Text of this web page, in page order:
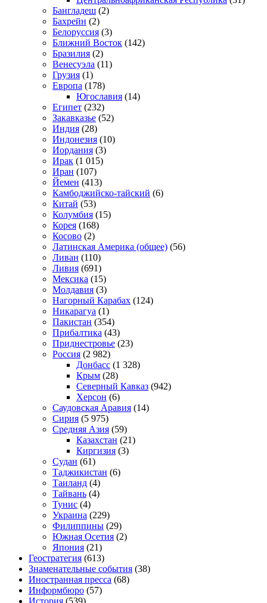
Бангладеш (2)
Бахрейн (2)
Белоруссия (3)
Ближний Восток (142)
Бразилия (2)
Венесуэла (11)
Грузия (1)
Европа (178)
Югославия (14)
Египет (232)
Закавказье (52)
Индия (28)
Индонезия (10)
Иордания (3)
Ирак (1 015)
Иран (107)
Йемен (413)
Камбоджийско-тайский (6)
Китай (53)
Колумбия (15)
Корея (168)
Косово (2)
Латинская Америка (общее) (56)
Ливан (110)
Ливия (691)
Мексика (15)
Молдавия (3)
Нагорный Карабах (124)
Никарагуа (1)
Пакистан (354)
Прибалтика (43)
Приднестровье (23)
Россия (2 982)
Донбасс (1 328)
Крым (28)
Северный Кавказ (942)
Херсон (6)
Саудовская Аравия (14)
Сирия (5 975)
Средняя Азия (59)
Казахстан (21)
Киргизия (3)
Судан (61)
Таджикистан (6)
Таиланд (4)
Тайвань (4)
Тунис (4)
Украина (229)
Филиппины (29)
Южная Осетия (2)
Япония (21)
Геостратегия (613)
Знаменательные события (38)
Иностранная пресса (68)
Информбюро (57)